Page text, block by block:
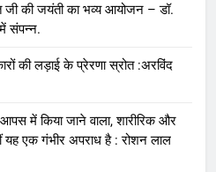
जी की जयंती का भव्य आयोजन – डॉ.
संपन्न.
की लड़ाई के प्रेरणा स्रोत :अरविंद
में किया जाने वाला, शारीरिक और
यह एक गंभीर अपराध है : रोशन लाल